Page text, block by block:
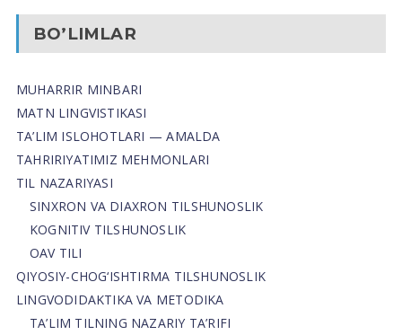
BO’LIMLAR
MUHARRIR MINBARI
MATN LINGVISTIKASI
TA’LIM ISLOHOTLARI — AMALDA
TAHRIRIYATIMIZ MEHMONLARI
TIL NAZARIYASI
SINXRON VA DIAXRON TILSHUNOSLIK
KOGNITIV TILSHUNOSLIK
OAV TILI
QIYOSIY-CHOG‘ISHTIRMA TILSHUNOSLIK
LINGVODIDAKTIKA VA METODIKA
TA’LIM TILNING NAZARIY TA’RIFI